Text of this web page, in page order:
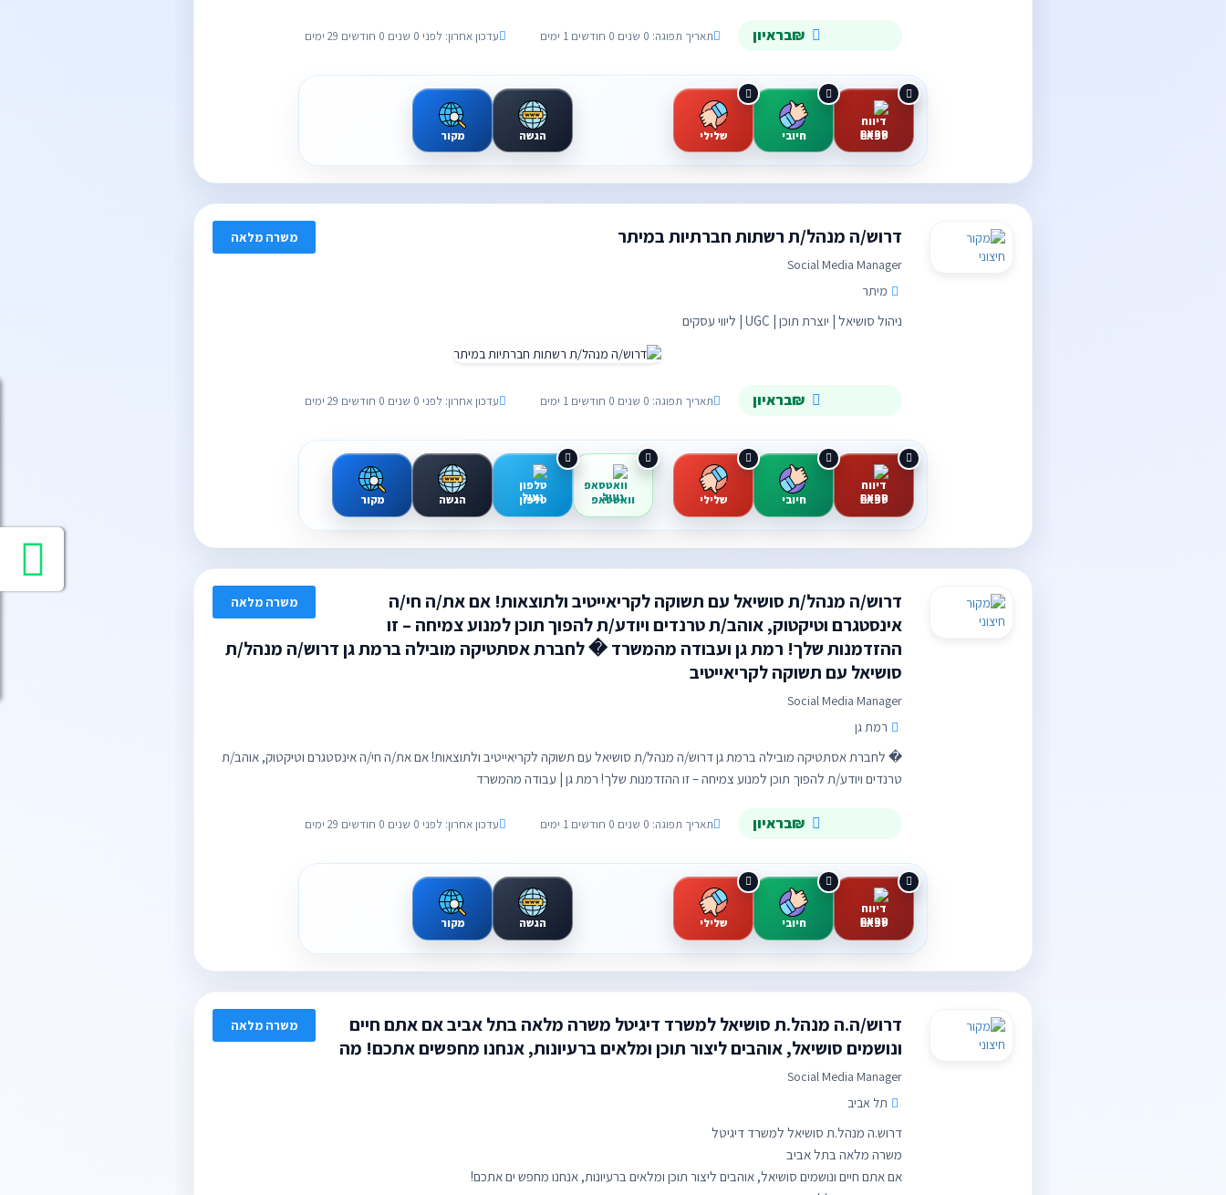
₪בראיון תאריך תפוגה: 0 שנים 0 חודשים 1 ימים עדכון אחרון: לפני 0 שנים 0 חודשים 29 ימים
ספאם חיובי שלילי הגשה מקור
משרה מלאה דרוש/ה מנהל/ת רשתות חברתיות במיתר
Social Media Manager
מיתר
ניהול סושיאל | יוצרת תוכן | UGC | ליווי עסקים
₪בראיון תאריך תפוגה: 0 שנים 0 חודשים 1 ימים עדכון אחרון: לפני 0 שנים 0 חודשים 29 ימים
ספאם חיובי שלילי וואטסאפ טלפון הגשה מקור
משרה מלאה
דרוש/ה מנהל/ת סושיאל עם תשוקה לקריאייטיב ולתוצאות! אם את/ה חי/ה
אינסטגרם וטיקטוק, אוהב/ת טרנדים ויודע/ת להפוך תוכן למנוע צמיחה – זו
ההזדמנות שלך! רמת גן ועבודה מהמשרד � לחברת אסתטיקה מובילה ברמת גן דרוש/ה מנהל/ת
סושיאל עם תשוקה לקריאייטיב
Social Media Manager
רמת גן
� לחברת אסתטיקה מובילה ברמת גן דרוש/ה מנהל/ת סושיאל עם תשוקה לקריאייטיב ולתוצאות! אם את/ה חי/ה אינסטגרם וטיקטוק, אוהב/ת
טרנדים ויודע/ת להפוך תוכן למנוע צמיחה – זו ההזדמנות שלך! רמת גן | עבודה מהמשרד
₪בראיון תאריך תפוגה: 0 שנים 0 חודשים 1 ימים עדכון אחרון: לפני 0 שנים 0 חודשים 29 ימים
ספאם חיובי שלילי הגשה מקור
משרה מלאה
דרוש/ה.ה מנהל.ת סושיאל למשרד דיגיטל משרה מלאה בתל אביב אם אתם חיים
ונושמים סושיאל, אוהבים ליצור תוכן ומלאים ברעיונות, אנחנו מחפשים אתכם! מה
Social Media Manager
תל אביב